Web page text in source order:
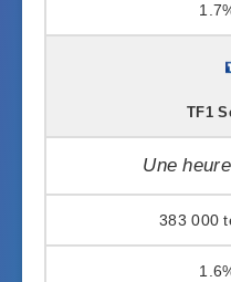
TF1
Une
383 000